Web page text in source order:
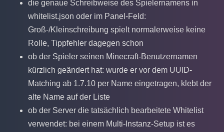
die genaue Schreibweise des Spielernamens in
whitelist.json oder im Panel-Feld:
Groß-/Kleinschreibung spielt normalerweise keine
Rolle, Tippfehler dagegen schon
ob der Spieler seinen Minecraft-Benutzernamen
kürzlich geändert hat: wurde er vor dem UUID-
Matching ab 1.7.10 per Name eingetragen, klebt der
alte Name auf der Liste
ob der Server die tatsächlich bearbeitete Whitelist
verwendet: bei einem Multi-Instanz-Setup ist es